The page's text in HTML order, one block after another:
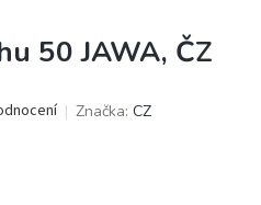
50 JAWA, ČZ
Značka: CZ